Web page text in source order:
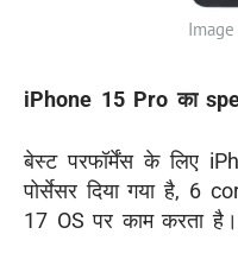
iPhone 15 Pro का
बेस्ट परफॉर्मेंस के लिए
पोर्सेसर दिया गया है, 6
17 OS पर काम करता है।